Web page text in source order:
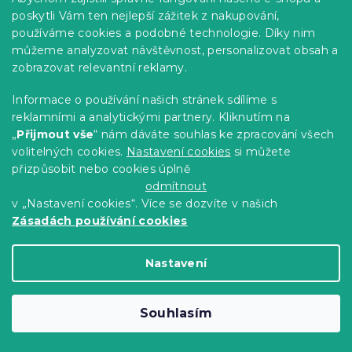
poskytli Vám ten nejlepší zážitek z nakupování,
používáme cookies a podobné technologie. Díky nim
můžeme analyzovat návštěvnost, personalizovat obsah a
zobrazovat relevantní reklamy.
Informace o používání našich stránek sdílíme s
reklamními a analytickými partnery. Kliknutím na
„Přijmout vše“ nám dáváte souhlas ke zpracování všech
volitelných cookies. Nastavení cookies si můžete
přizpůsobit nebo cookies úplně
odmítnout
v „Nastavení cookies“. Více se dozvíte v našich
Zásadách používání cookies
Nastavení
Souhlasím
-15 % s kódem:
MINUS15
Mikroplyšové povlečení GREEN
CHRISTMAS zelené
od729 Kč Detail